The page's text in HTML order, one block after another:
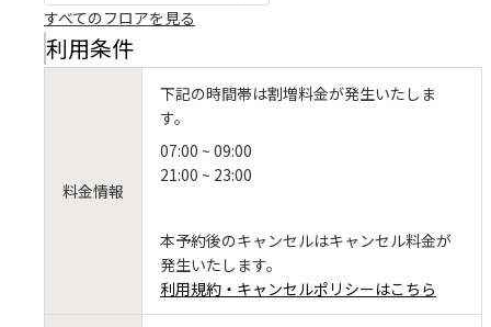
すべてのフロアを見る
利用条件
料金情報
下記の時間帯は割増料金が発生いたしま
す。
07:00 ~ 09:00
21:00 ~ 23:00
本予約後のキャンセルはキャンセル料金が
発生いたします。
利用規約・キャンセルポリシーはこちら